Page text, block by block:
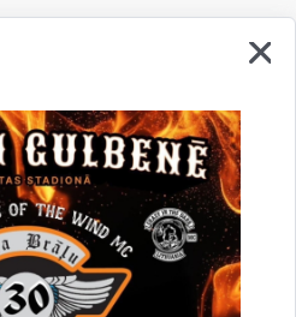
pašvaldība informē
Tirdzniecības atļaujas